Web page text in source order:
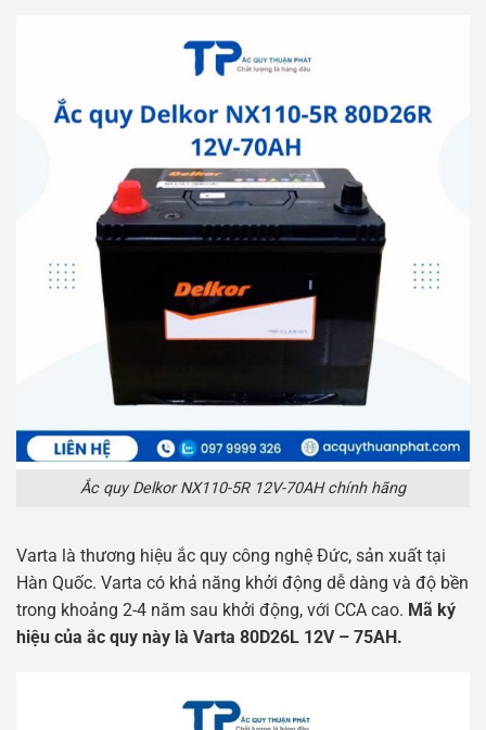
Ắc quy Delkor NX110-5R 12V-70AH chính hãng
Varta là thương hiệu ắc quy công nghệ Đức, sản xuất tại
Hàn Quốc. Varta có khả năng khởi động dễ dàng và độ bền
trong khoảng 2-4 năm sau khởi động, với CCA cao. Mã ký
hiệu của ắc quy này là Varta 80D26L 12V – 75AH.